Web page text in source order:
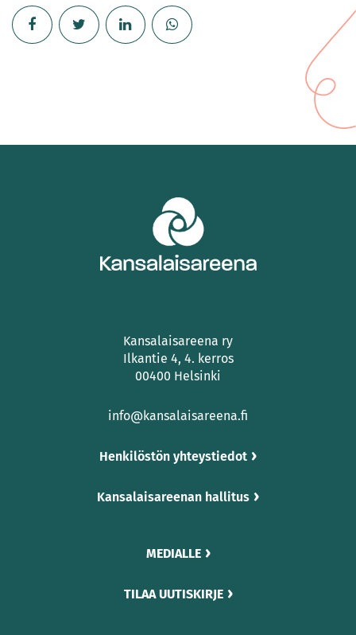
Kansalaisareena ry
Ilkantie 4, 4. kerros
00400 Helsinki
info@kansalaisareena.fi
Henkilöstön yhteystiedot
Kansalaisareenan hallitus
MEDIALLE
TILAA UUTISKIRJE